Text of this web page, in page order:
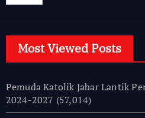
Most Viewed Posts
Pemuda Katolik Jabar Lantik
2024-2027 (57,014)